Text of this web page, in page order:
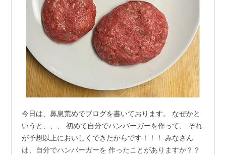
今日は、鼻息荒めでブログを書いております。 なぜかと
いうと、、、 初めて自分でハンバーガーを作って、 それ
が予想以上においしくできたからです！！！ みなさん
は、自分でハンバーガーを 作ったことがありますか？？